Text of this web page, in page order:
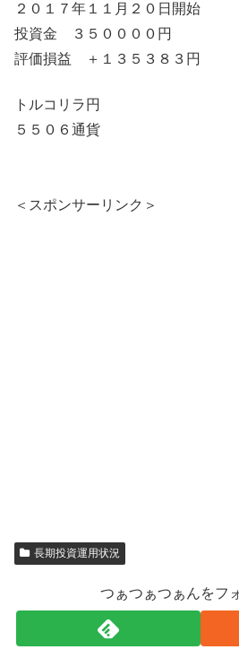
２０１７年１１月２０日開始
投資金 ３５００００円
評価損益 ＋１３５３８３円
トルコリラ円
５５０６通貨
＜スポンサーリンク＞
長期投資運用状況
つぁつぁつぁんをフ